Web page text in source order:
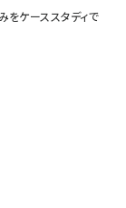
ケーススタディで